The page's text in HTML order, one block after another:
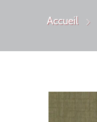
Accueil